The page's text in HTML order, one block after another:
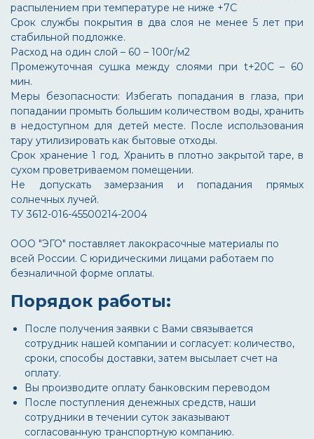
распылением при температуре не ниже +7С
Срок службы покрытия в два слоя не менее 5 лет при
стабильной подложке.
Расход на один слой – 60 – 100г/м2
Промежуточная сушка между слоями при t+20С – 60
мин.
Меры безопасности: Избегать попадания в глаза, при
попадании промыть большим количеством воды, хранить
в недоступном для детей месте. После использования
тару утилизировать как бытовые отходы.
Срок хранение 1 год. Хранить в плотно закрытой таре, в
сухом проветриваемом помещении.
Не допускать замерзания и попадания прямых
солнечных лучей.
ТУ 3612-016-45500214-2004
ООО "ЭГО" поставляет лакокрасочные материалы по
всей России. С юридическими лицами работаем по
безналичной форме оплаты.
Порядок работы:
После получения заявки с Вами связывается
сотрудник нашей компании и согласует: количество,
сроки, способы доставки, затем высылает счет на
оплату.
Вы производите оплату банковским переводом
После поступления денежных средств, наши
сотрудники в течении суток заказывают
согласованную транспортную компанию.